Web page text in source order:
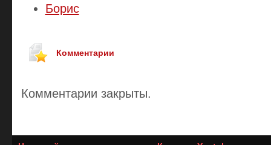
Борис
Комментарии
Комментарии закрыты.